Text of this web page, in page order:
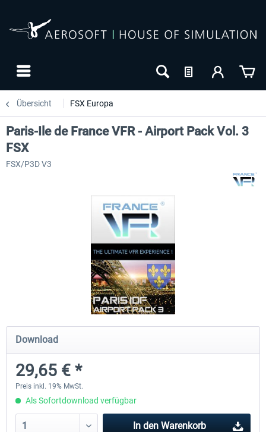
Übersicht FSX Europa
Mega Airport Frankfurt V2.0 Mega Airport Berlin
Paris-Ile de France VFR - Airport Pack Vol. 3
FSX
FSX/P3D V3
Download
29,65 € *
Preis inkl. 19% MwSt.
Als Sofortdownload verfügbar
In den Warenkorb